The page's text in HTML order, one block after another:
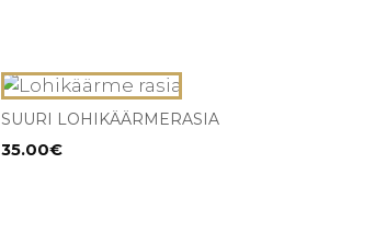
SUURI LOHIKÄÄRMERASIA
35.00€